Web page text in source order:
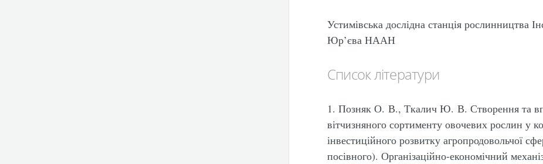
Устимівська дослідна станція рослинництва
Юр’єва НААН
Список літератури
1. Позняк О. В., Ткалич Ю. В. Створення та
вітчизняного сортименту овочевих рослин у
інвестиційного розвитку агропродовольчої
посівного). Організаційно-економічний